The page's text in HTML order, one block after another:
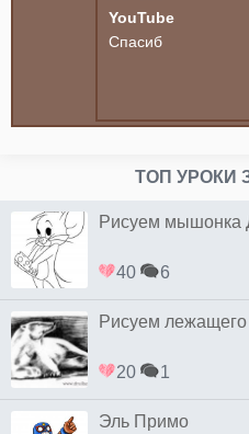
YouTube
Спасиб
ТОП УРОКИ
Рисуем мышонка
40 6
Рисуем
20 1
Эль Примо